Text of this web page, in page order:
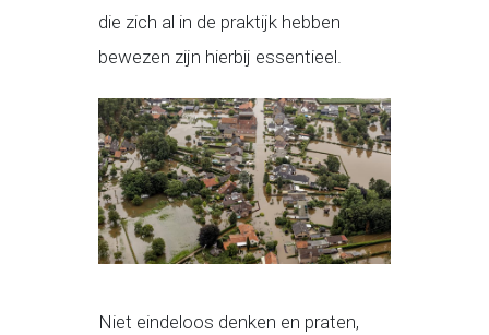
die zich al in de praktijk hebben
bewezen zijn hierbij essentieel.
Niet eindeloos denken en praten,